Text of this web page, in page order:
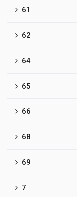
61
62
64
65
66
68
69
7